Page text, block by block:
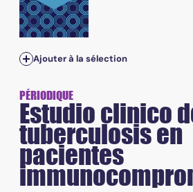
Ajouter à la sélection
PÉRIODIQUE
Estudio clinico
tuberculosis en
pacientes